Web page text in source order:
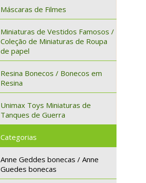
Máscaras de Filmes
Miniaturas de Vestidos Famosos /
Coleção de Miniaturas de Roupa
de papel
Resina Bonecos / Bonecos em
Resina
Unimax Toys Miniaturas de
Tanques de Guerra
Categorias
Anne Geddes bonecas / Anne
Guedes bonecas